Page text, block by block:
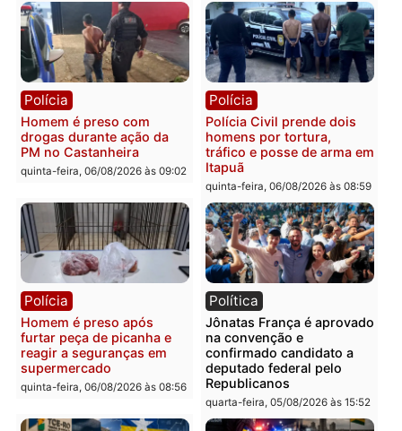
quinta-feira, 06/08/2026 às 09:28 quinta-feira, 06/08/2026 às
Polícia
Homem é esfaqueado no
tórax durante briga com
Guimarães
quinta-feira, 06/08/2026 às 09:24
Polícia
Três suspeitos ligados a
facção criminosa são
presos por receptação e
adulteração de veículos
em Porto Velho
quinta-feira, 06/08/2026 às
Polícia
drogas durante ação da
Polícia
Polícia Civil prende dois
homens por tortura,